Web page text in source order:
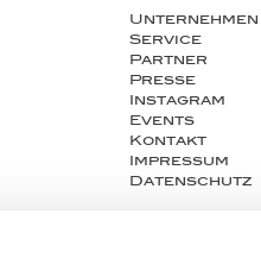
Unternehmen
Service
Partner
Presse
Instagram
Events
Kontakt
Impressum
Datenschutz